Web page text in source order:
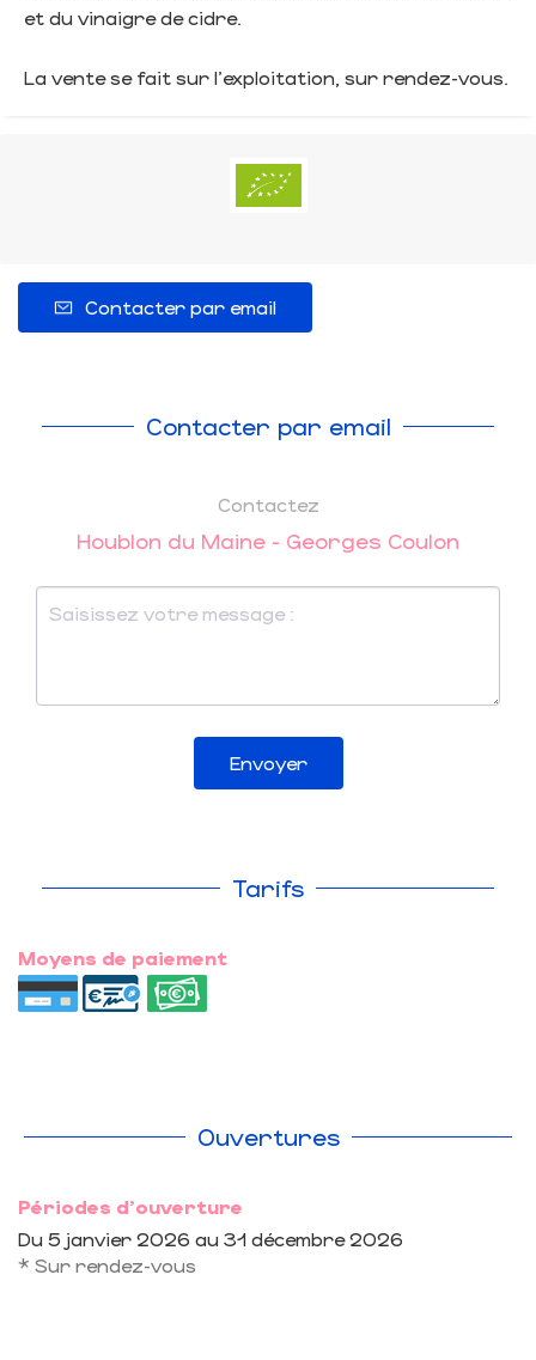
et du vinaigre de cidre.
La vente se fait sur l'exploitation, sur rendez-vous.
Contacter par email
Contacter par email
Contactez
Houblon du Maine - Georges Coulon
Envoyer
Tarifs
Moyens de paiement
Ouvertures
Périodes d'ouverture
Du 5 janvier 2026 au 31 décembre 2026
* Sur rendez-vous